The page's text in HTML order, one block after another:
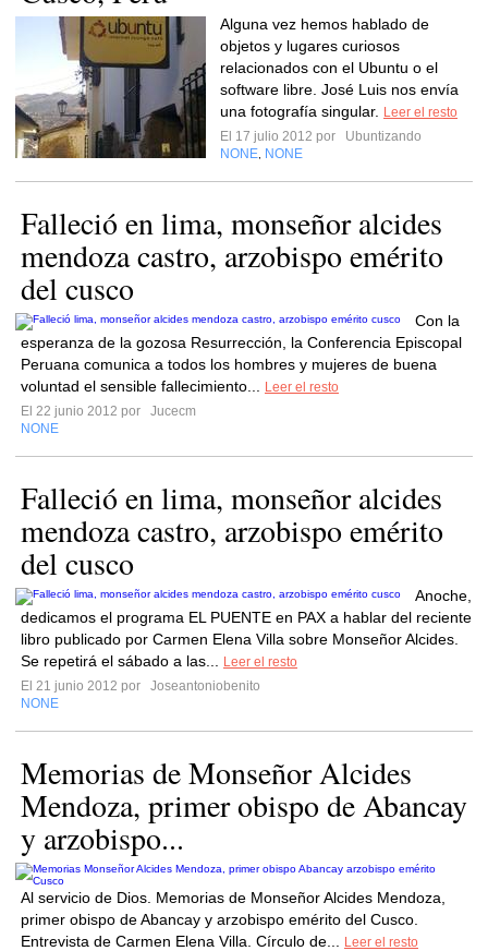
Alguna vez hemos hablado de
objetos y lugares curiosos
relacionados con el Ubuntu o el
software libre. José Luis nos envía
una fotografía singular.
Leer el resto
El 17 julio 2012 por
Ubuntizando
NONE NONE
Falleció en lima, monseñor alcides
mendoza castro, arzobispo emérito
del cusco
Con la
esperanza de la gozosa Resurrección, la Conferencia Episcopal
Peruana comunica a todos los hombres y mujeres de buena
voluntad el sensible fallecimiento...
Leer el resto
El 22 junio 2012 por
Jucecm
NONE
Falleció en lima, monseñor alcides
mendoza castro, arzobispo emérito
del cusco
Anoche,
dedicamos el programa EL PUENTE en PAX a hablar del reciente
libro publicado por Carmen Elena Villa sobre Monseñor Alcides.
Se repetirá el sábado a las...
Leer el resto
El 21 junio 2012 por
Joseantoniobenito
NONE
Memorias de Monseñor Alcides
Mendoza, primer obispo de Abancay
y arzobispo...
Al servicio de Dios. Memorias de Monseñor Alcides Mendoza,
primer obispo de Abancay y arzobispo emérito del Cusco.
Entrevista de Carmen Elena Villa. Círculo de...
Leer el resto